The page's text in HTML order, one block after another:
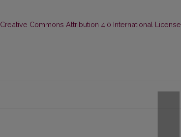
Creative Commons Attribution 4.0 International License